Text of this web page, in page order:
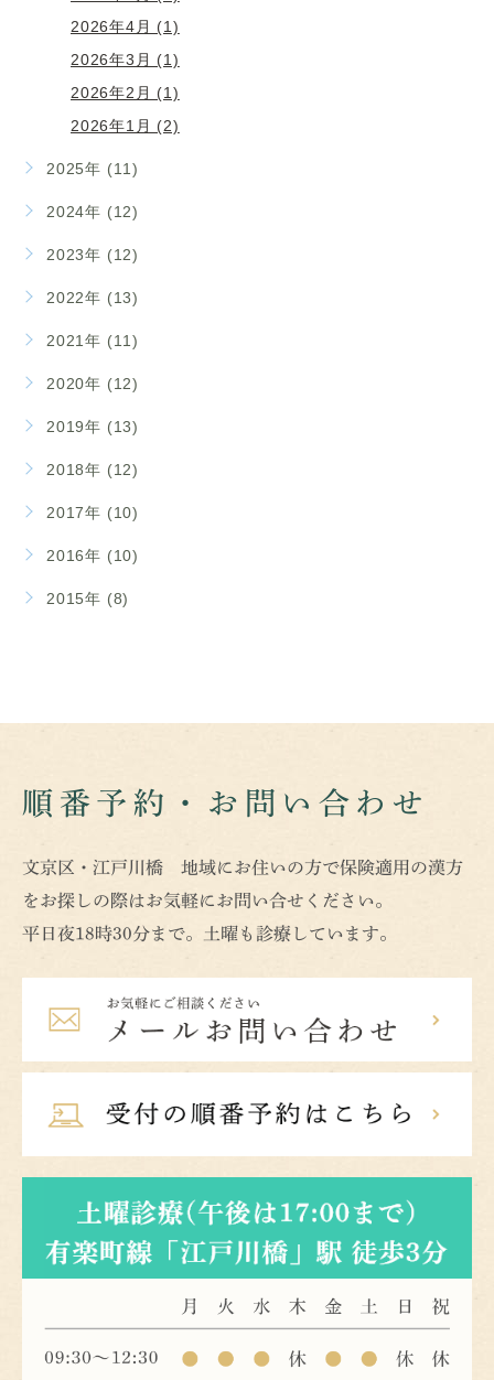
2026年4月 (1)
2026年3月 (1)
2026年2月 (1)
2026年1月 (2)
2025年 (11)
2024年 (12)
2023年 (12)
2022年 (13)
2021年 (11)
2020年 (12)
2019年 (13)
2018年 (12)
2017年 (10)
2016年 (10)
2015年 (8)
順番予約・お問い合わせ
文京区・江戸川橋 地域にお住いの方で保険適用の漢方
をお探しの際はお気軽にお問い合せください。
平日夜18時30分まで。土曜も診療しています。